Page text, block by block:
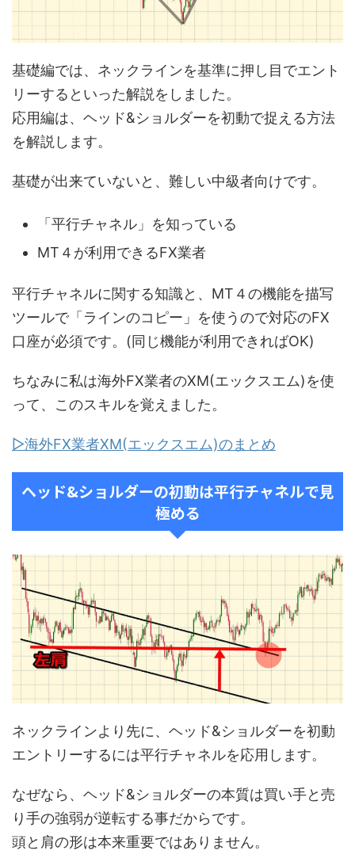
基礎編では、ネックラインを基準に押し目でエント
リーするといった解説をしました。
応用編は、ヘッド&ショルダーを初動で捉える方法
を解説します。
基礎が出来ていないと、難しい中級者向けです。
「平行チャネル」を知っている
MT４が利用できるFX業者
平行チャネルに関する知識と、MT４の機能を描写
ツールで「ラインのコピー」を使うので対応のFX
口座が必須です。(同じ機能が利用できればOK)
ちなみに私は海外FX業者のXM(エックスエム)を使
って、このスキルを覚えました。
▷海外FX業者XM(エックスエム)のまとめ
ヘッド&ショルダーの初動は平行チャネルで見
極める
ネックラインより先に、ヘッド&ショルダーを初動
エントリーするには平行チャネルを応用します。
なぜなら、ヘッド&ショルダーの本質は買い手と売
り手の強弱が逆転する事だからです。
頭と肩の形は本来重要ではありません。